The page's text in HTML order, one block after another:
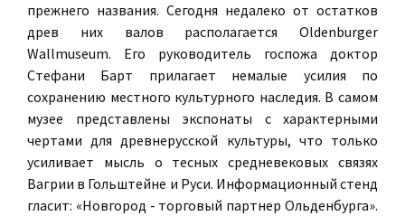
прежнего названия. Сегодня недалеко от остатков
древ них валов располагается Oldenburger
Wallmuseum. Его руководитель госпожа доктор
Стефани Барт прилагает немалые усилия по
сохранению местного культурного наследия. В самом
музее представлены экспонаты с характерными
чертами для древнерусской культуры, что только
усиливает мысль о тесных средневековых связях
Вагрии в Гольштейне и Руси. Информационный стенд
гласит: «Новгород - торговый партнер Ольденбурга».